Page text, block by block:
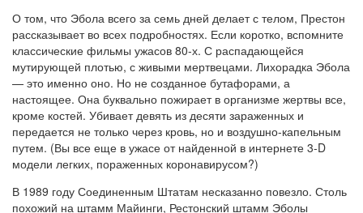
О том, что Эбола всего за семь дней делает с телом, Престон
рассказывает во всех подробностях. Если коротко, вспомните
классические фильмы ужасов 80-х. С распадающейся
мутирующей плотью, с живыми мертвецами. Лихорадка Эбола
— это именно оно. Но не созданное бутафорами, а
настоящее. Она буквально пожирает в организме жертвы все,
кроме костей. Убивает девять из десяти зараженных и
передается не только через кровь, но и воздушно-капельным
путем. (Вы все еще в ужасе от найденной в интернете 3-D
модели легких, пораженных коронавирусом?)
В 1989 году Соединенным Штатам несказанно повезло. Столь
похожий на штамм Майинги, Рестонский штамм Эболы